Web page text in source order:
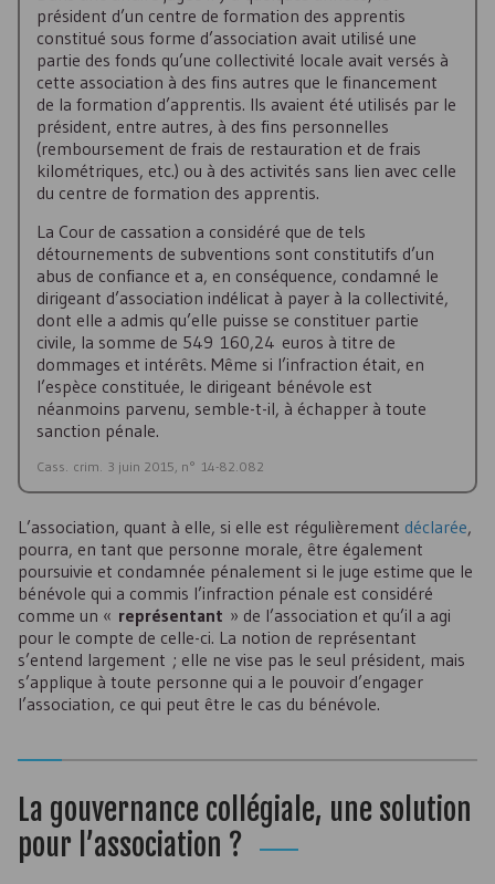
président d’un centre de formation des apprentis
constitué sous forme d’association avait utilisé une
partie des fonds qu’une collectivité locale avait versés à
cette association à des fins autres que le financement
de la formation d’apprentis. Ils avaient été utilisés par le
président, entre autres, à des fins personnelles
(remboursement de frais de restauration et de frais
kilométriques, etc.) ou à des activités sans lien avec celle
du centre de formation des apprentis.
La Cour de cassation a considéré que de tels
détournements de subventions sont constitutifs d’un
abus de confiance et a, en conséquence, condamné le
dirigeant d’association indélicat à payer à la collectivité,
dont elle a admis qu’elle puisse se constituer partie
civile, la somme de 549 160,24 euros à titre de
dommages et intérêts. Même si l’infraction était, en
l’espèce constituée, le dirigeant bénévole est
néanmoins parvenu, semble-t-il, à échapper à toute
sanction pénale.
Cass. crim. 3 juin 2015, n° 14-82.082
L’association, quant à elle, si elle est régulièrement déclarée,
pourra, en tant que personne morale, être également
poursuivie et condamnée pénalement si le juge estime que le
bénévole qui a commis l’infraction pénale est considéré
comme un « représentant » de l’association et qu’il a agi
pour le compte de celle-ci. La notion de représentant
s’entend largement ; elle ne vise pas le seul président, mais
s’applique à toute personne qui a le pouvoir d’engager
l’association, ce qui peut être le cas du bénévole.
La gouvernance collégiale, une solution
pour l’association ?